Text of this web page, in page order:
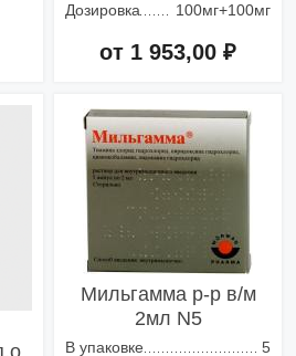
Дозировка
100мг+100мг
от 1 953,00 ₽
Мильгамма р-р в/м
2мл N5
В упаковке
5